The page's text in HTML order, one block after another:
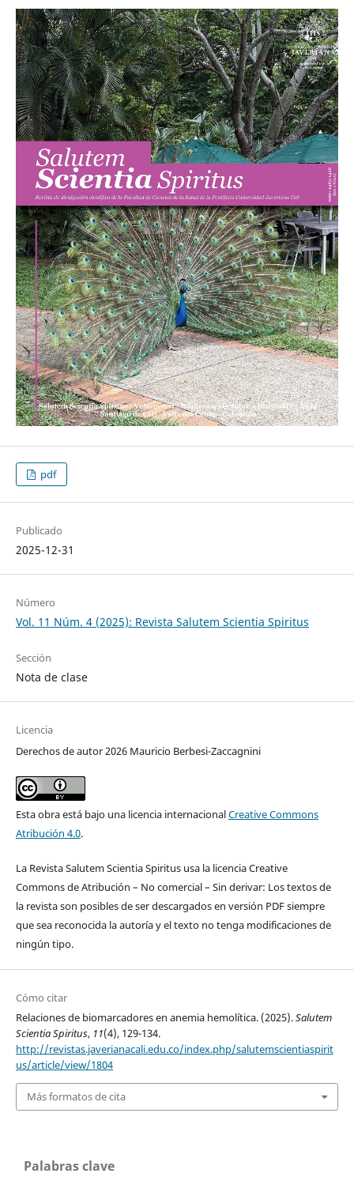
pdf
Publicado
2025-12-31
Número
Vol. 11 Núm. 4 (2025): Revista Salutem Scientia Spiritus
Sección
Nota de clase
Licencia
Derechos de autor 2026 Mauricio Berbesi-Zaccagnini
Esta obra está bajo una licencia internacionalCreative Commons
Atribución 4.0.
La Revista Salutem Scientia Spiritus usa la licencia Creative
Commons de Atribución – No comercial – Sin derivar: Los textos de
la revista son posibles de ser descargados en versión PDF siempre
que sea reconocida la autoría y el texto no tenga modificaciones de
ningún tipo.
Cómo citar
Relaciones de biomarcadores en anemia hemolítica. (2025).Salutem
Scientia Spiritus, 11(4), 129-134.
http://revistas.javerianacali.edu.co/index.php/salutemscientiaspirit
us/article/view/1804
Más formatos de cita
Palabras clave